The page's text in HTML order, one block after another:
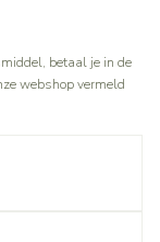
betaal je in de
webshop vermeld